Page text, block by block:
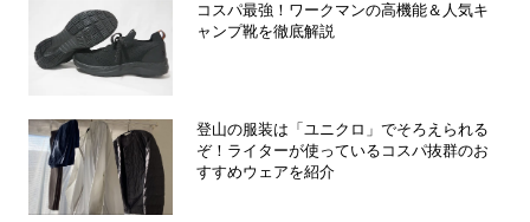
コスパ最強！ワークマンの高機能＆人気キ
ャンプ靴を徹底解説
登山の服装は「ユニクロ」でそろえられる
ぞ！ライターが使っているコスパ抜群のお
すすめウェアを紹介